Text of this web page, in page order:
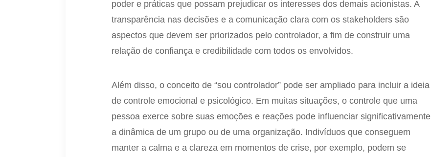
poder e práticas que possam prejudicar os interesses dos demais acionistas. A
transparência nas decisões e a comunicação clara com os stakeholders são
aspectos que devem ser priorizados pelo controlador, a fim de construir uma
relação de confiança e credibilidade com todos os envolvidos.
Além disso, o conceito de “sou controlador” pode ser ampliado para incluir a ideia
de controle emocional e psicológico. Em muitas situações, o controle que uma
pessoa exerce sobre suas emoções e reações pode influenciar significativamente
a dinâmica de um grupo ou de uma organização. Indivíduos que conseguem
manter a calma e a clareza em momentos de crise, por exemplo, podem se